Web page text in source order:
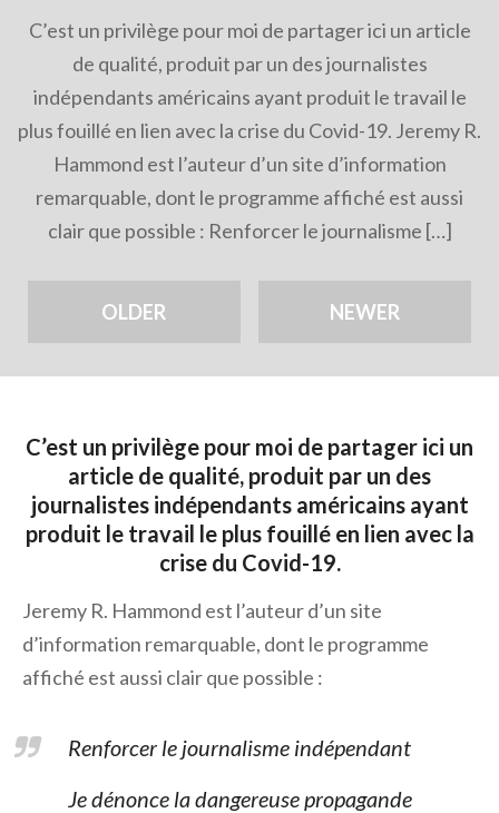
C’est un privilège pour moi de partager ici un article
de qualité, produit par un des journalistes
indépendants américains ayant produit le travail le
plus fouillé en lien avec la crise du Covid-19. Jeremy R.
Hammond est l’auteur d’un site d’information
remarquable, dont le programme affiché est aussi
clair que possible : Renforcer le journalisme […]
OLDER NEWER
C’est un privilège pour moi de partager ici un
article de qualité, produit par un des
journalistes indépendants américains ayant
produit le travail le plus fouillé en lien avec la
crise du Covid-19.
Jeremy R. Hammond est l’auteur d’un site
d’information remarquable, dont le programme
affiché est aussi clair que possible :
Renforcer le journalisme indépendant
Je dénonce la dangereuse propagande